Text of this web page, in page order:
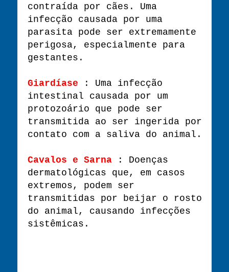
contraída por cães. Uma
infecção causada por uma
parasita pode ser extremamente
perigosa, especialmente para
gestantes.
Giardíase
: Uma infecção
intestinal causada por um
protozoário que pode ser
transmitida ao ser ingerida por
contato com a saliva do animal.
Cavalos e Sarna
: Doenças
dermatológicas que, em casos
extremos, podem ser
transmitidas por beijar o rosto
do animal, causando infecções
sistêmicas.